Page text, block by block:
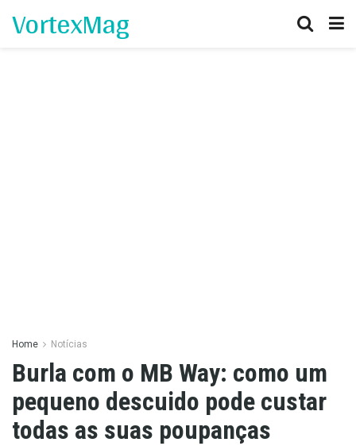
VortexMag
Home Notícias
Burla com o MB Way: como um
pequeno descuido pode custar
todas as suas poupanças